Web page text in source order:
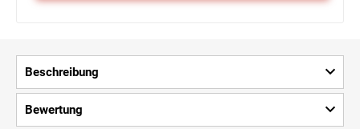
Beschreibung
Bewertung